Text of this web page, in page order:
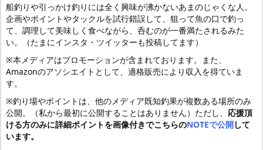
船釣りや引っかけ釣りには全く興味が沸かないあまのじゃくな人。
企画やポイントやタックルを試行錯誤して、狙って魚の口で釣っ
て、調理して美味しく食べながら、呑むのが一番満たされるみた
い。（たまにインスタ・ツイッターも投稿してます）
※本メディアはプロモーションが含まれております。また、
Amazonのアソシエイトとして、適格販売により収入を得ていま
す。
※釣り場やポイントは、他のメディア既知釣果が複数ある場所のみ
公開。（私から最初に公開することはありません）ただし、 応援頂
ける方のみに詳細ポイントを画像付きでこちらのNOTEで公開して
います。